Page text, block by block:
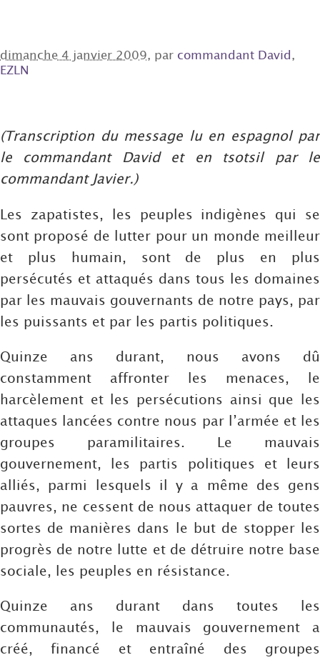
dimanche 4 janvier 2009, par commandant David,
EZLN
(Transcription du message lu en espagnol par
le commandant David et en tsotsil par le
commandant Javier.)
Les zapatistes, les peuples indigènes qui se
sont proposé de lutter pour un monde meilleur
et plus humain, sont de plus en plus
persécutés et attaqués dans tous les domaines
par les mauvais gouvernants de notre pays, par
les puissants et par les partis politiques.
Quinze ans durant, nous avons dû
constamment affronter les menaces, le
harcèlement et les persécutions ainsi que les
attaques lancées contre nous par l’armée et les
groupes paramilitaires. Le mauvais
gouvernement, les partis politiques et leurs
alliés, parmi lesquels il y a même des gens
pauvres, ne cessent de nous attaquer de toutes
sortes de manières dans le but de stopper les
progrès de notre lutte et de détruire notre base
sociale, les peuples en résistance.
Quinze ans durant dans toutes les
communautés, le mauvais gouvernement a
créé, financé et entraîné des groupes